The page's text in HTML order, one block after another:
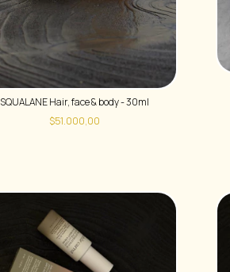
SQUALANE Hair, face & body - 30ml
$51.000,00